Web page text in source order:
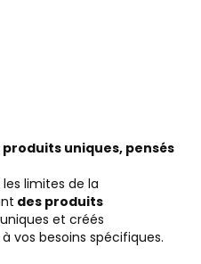
uniques, pensés
les limites de la
des produits
et créés
vos besoins spécifiques.